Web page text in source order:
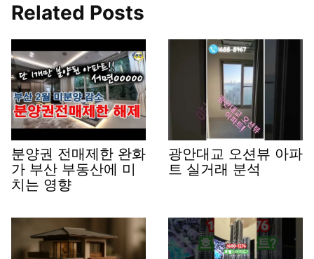
Related Posts
분양권 전매제한 완화
가 부산 부동산에 미
치는 영향
광안대교 오션뷰 아파
트 실거래 분석